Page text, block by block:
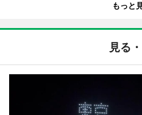
もっと
見る